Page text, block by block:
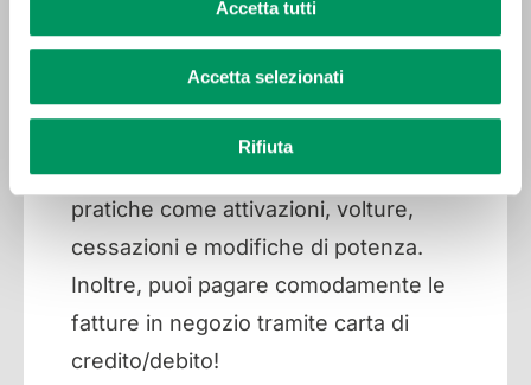
Accetta tutti
Accetta selezionati
Rifiuta
completo per la gestione della tua
fornitura energetica. I nostri specialisti
MyGaxa e in tutte le operazioni
pratiche come attivazioni, volture,
cessazioni e modifiche di potenza.
Inoltre, puoi pagare comodamente le
fatture in negozio tramite carta di
credito/debito!